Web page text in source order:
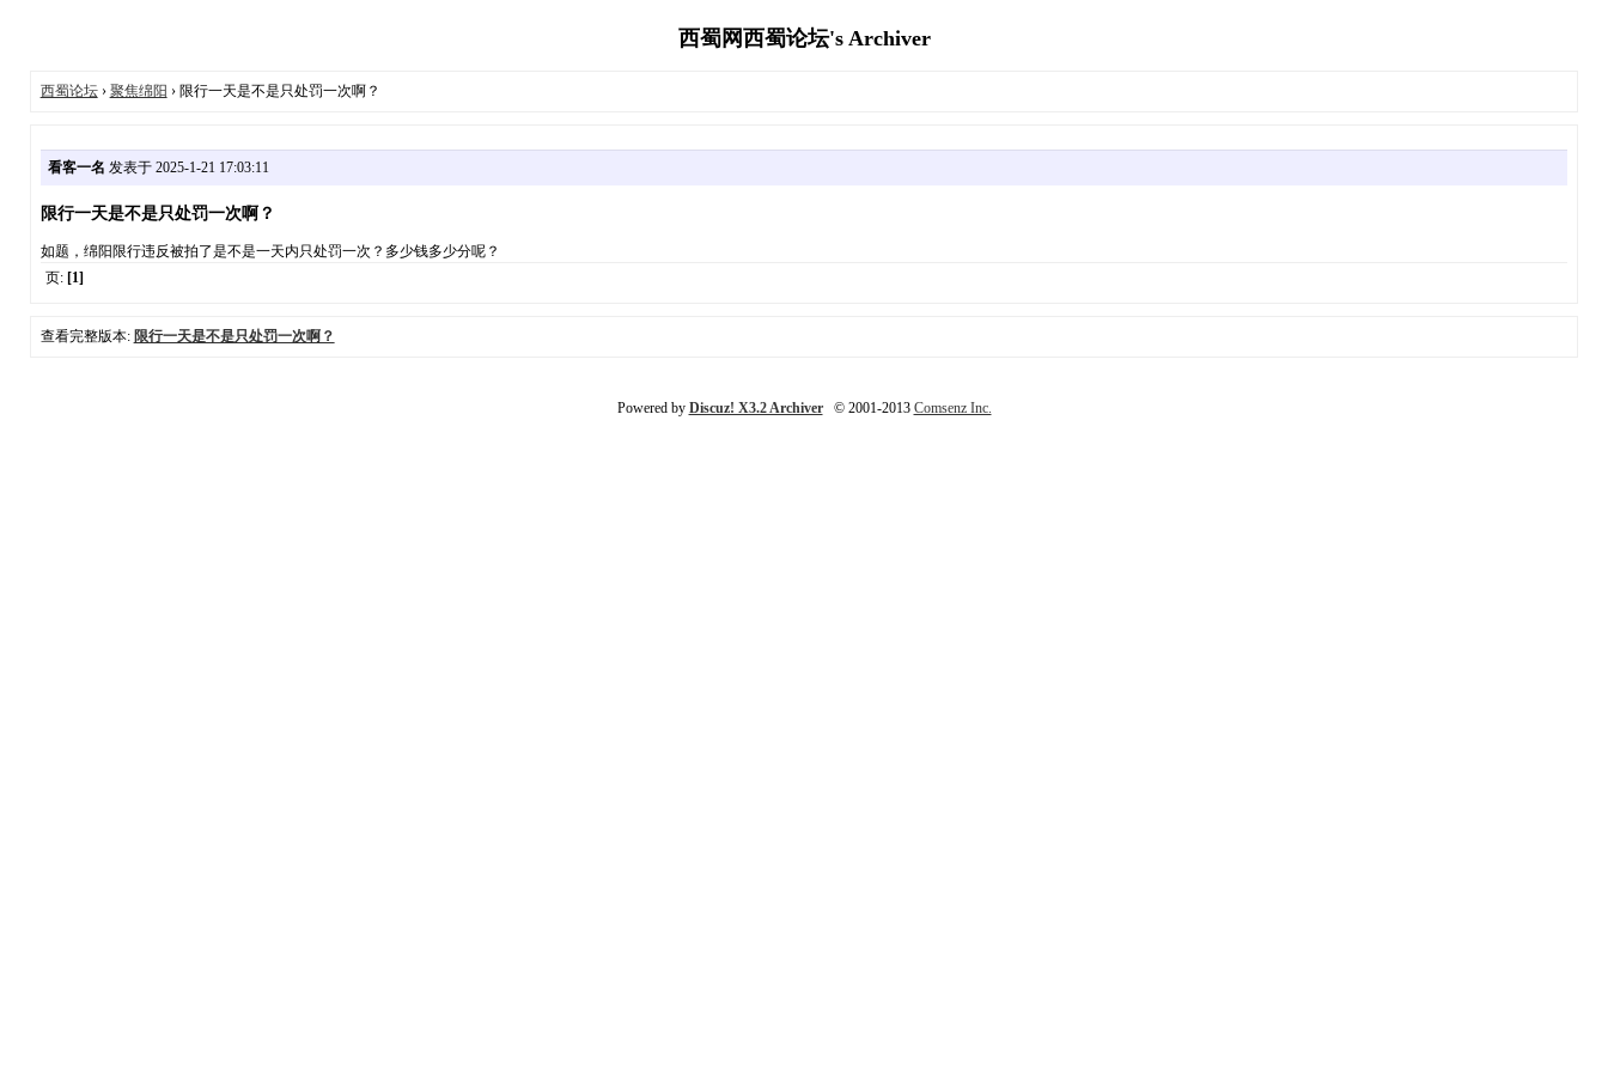
西蜀网西蜀论坛's Archiver
西蜀论坛› 聚焦绵阳 › 限行一天是不是只处罚一次啊？
看客一名 发表于 2025-1-21 17:03:11
限行一天是不是只处罚一次啊？
如题，绵阳限行违反被拍了是不是一天内只处罚一次？多少钱多少分呢？
页: [1]
查看完整版本: 限行一天是不是只处罚一次啊？
Powered by Discuz! X3.2 Archiver© 2001-2013 Comsenz Inc.